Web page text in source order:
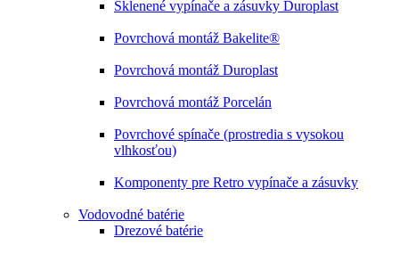
Sklenené vypínače a zásuvky Duroplast
Povrchová montáž Bakelite®
Povrchová montáž Duroplast
Povrchová montáž Porcelán
Povrchové spínače (prostredia s vysokou
vlhkosťou)
Komponenty pre Retro vypínače a zásuvky
Vodovodné batérie
Drezové batérie